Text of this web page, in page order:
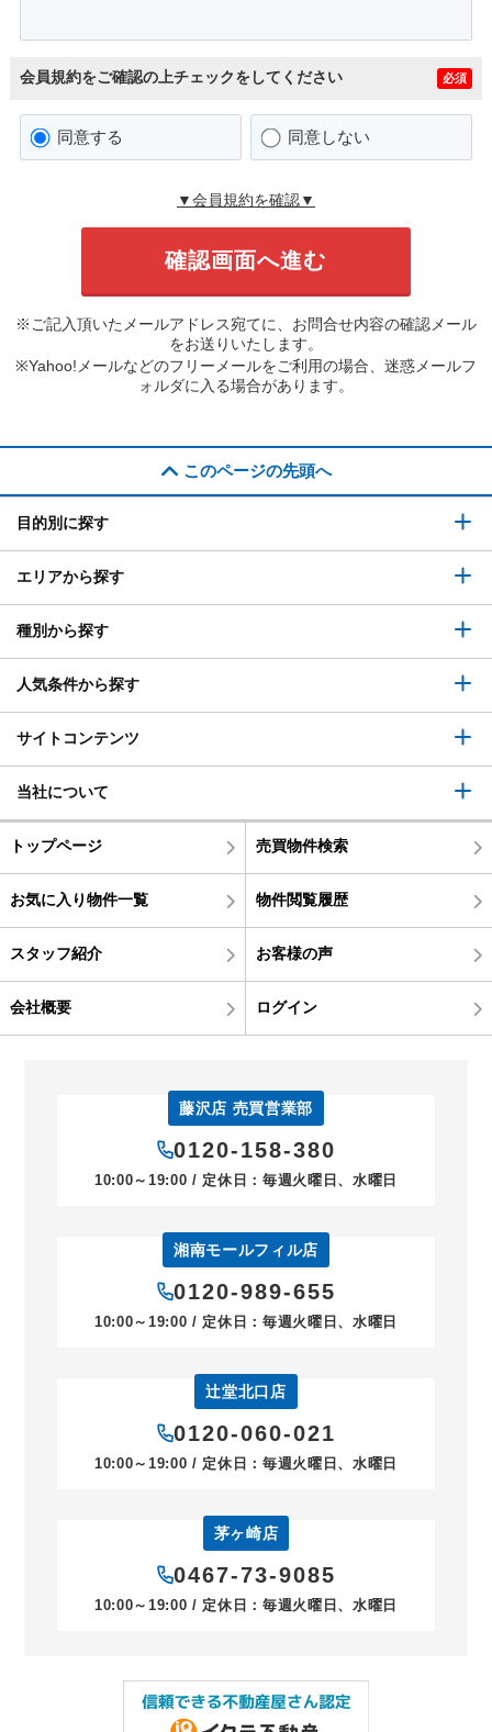
会員規約をご確認の上チェックをしてください 必須
同意する 同意しない
▼会員規約を確認▼
※ご記入頂いたメールアドレス宛てに、お問合せ内容の確認メール
をお送りいたします。
※Yahoo!メールなどのフリーメールをご利用の場合、迷惑メールフ
ォルダに入る場合があります。
このページの先頭へ
目的別に探す
エリアから探す
種別から探す
人気条件から探す
サイトコンテンツ
当社について
トップページ 売買物件検索
お気に入り物件一覧 物件閲覧履歴
スタッフ紹介 お客様の声
会社概要 ログイン
藤沢店 売買営業部
0120-158-380
10:00～19:00 / 定休日：毎週火曜日、水曜日
湘南モールフィル店
0120-989-655
10:00～19:00 / 定休日：毎週火曜日、水曜日
辻堂北口店
0120-060-021
10:00～19:00 / 定休日：毎週火曜日、水曜日
茅ヶ崎店
0467-73-9085
10:00～19:00 / 定休日：毎週火曜日、水曜日